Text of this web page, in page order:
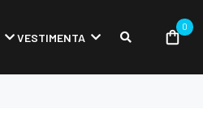
VESTIMENTA
0